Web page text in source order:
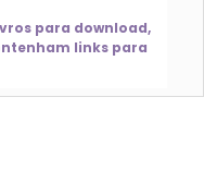
para download,
links para